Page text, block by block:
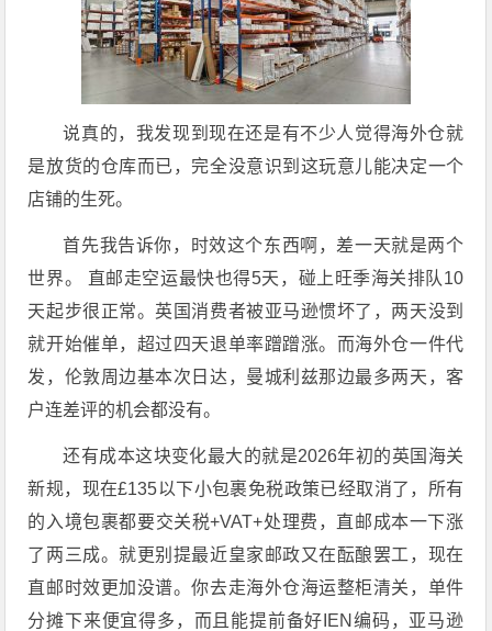
说真的，我发现到现在还是有不少人觉得海外仓就
是放货的仓库而已，完全没意识到这玩意儿能决定一个
店铺的生死。
首先我告诉你，时效这个东西啊，差一天就是两个
世界。 直邮走空运最快也得5天，碰上旺季海关排队10
天起步很正常。英国消费者被亚马逊惯坏了，两天没到
就开始催单，超过四天退单率蹭蹭涨。而海外仓一件代
发，伦敦周边基本次日达，曼城利兹那边最多两天，客
户连差评的机会都没有。
还有成本这块变化最大的就是2026年初的英国海关
新规，现在£135以下小包裹免税政策已经取消了，所有
的入境包裹都要交关税+VAT+处理费，直邮成本一下涨
了两三成。就更别提最近皇家邮政又在酝酿罢工，现在
直邮时效更加没谱。你去走海外仓海运整柜清关，单件
分摊下来便宜得多，而且能提前备好IEN编码，亚马逊